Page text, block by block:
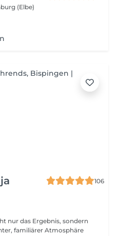
(Elbe)
106
nur das Ergebnis, sondern
familiärer Atmosphäre